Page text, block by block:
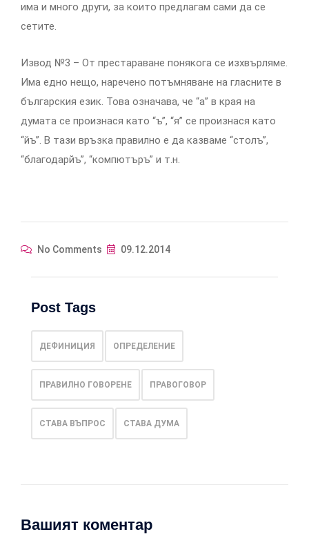
има и много други, за които предлагам сами да се
сетите.
Извод №3 – От престараване понякога се изхвърляме.
Има едно нещо, наречено потъмняване на гласните в
българския език. Това означава, че “а” в края на
думата се произнася като “ъ”, “я” се произнася като
“йъ”. В тази връзка правилно е да казваме “столъ”,
“благодарйъ”, “компютъръ” и т.н.
No Comments 09.12.2014
Post Tags
ДЕФИНИЦИЯ ОПРЕДЕЛЕНИЕ
ПРАВИЛНО ГОВОРЕНЕ ПРАВОГОВОР
СТАВА ВЪПРОС СТАВА ДУМА
Вашият коментар